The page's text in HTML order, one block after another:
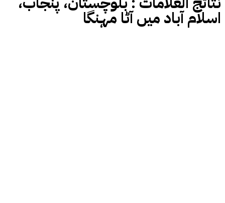
اسلام آباد میں آٹا مہنگا